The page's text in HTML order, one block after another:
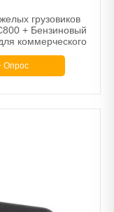
грузовиков
+ Бензиновый
коммерческого
Опрос